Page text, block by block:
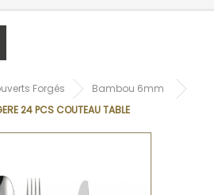
Forgés
Bambou 6mm
24 PCS COUTEAU TABLE